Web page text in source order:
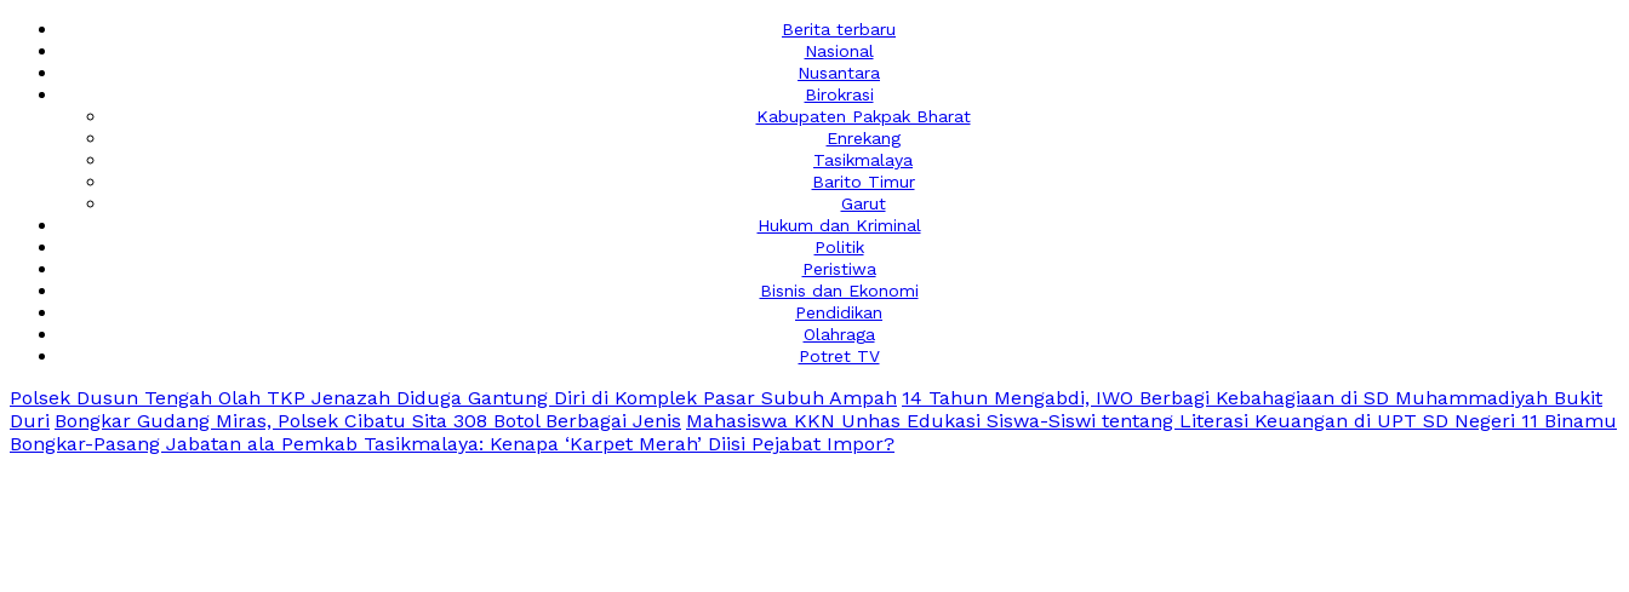
Berita terbaru
Nasional
Nusantara
Birokrasi
Kabupaten Pakpak Bharat
Enrekang
Tasikmalaya
Barito Timur
Garut
Hukum dan Kriminal
Politik
Peristiwa
Bisnis dan Ekonomi
Pendidikan
Olahraga
Potret TV
Polsek Dusun Tengah Olah TKP Jenazah Diduga Gantung Diri di Komplek Pasar Subuh Ampah 14 Tahun Mengabdi, IWO Berbagi Kebahagiaan di SD Muhammadiyah Bukit
Duri Bongkar Gudang Miras, Polsek Cibatu Sita 308 Botol Berbagai Jenis Mahasiswa KKN Unhas Edukasi Siswa-Siswi tentang Literasi Keuangan di UPT SD Negeri 11 Binamu
Bongkar-Pasang Jabatan ala Pemkab Tasikmalaya: Kenapa ‘Karpet Merah’ Diisi Pejabat Impor?